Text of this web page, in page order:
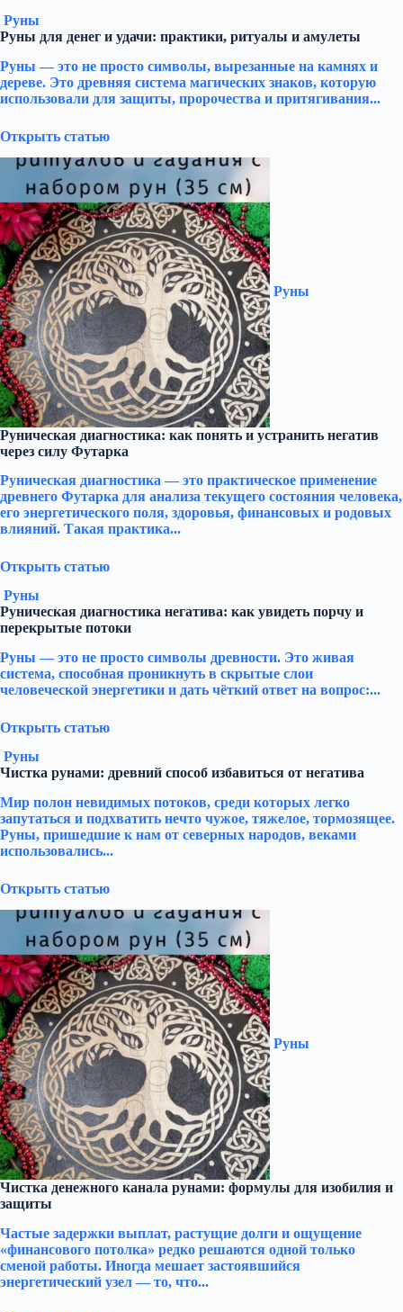
Руны
Руны для денег и удачи: практики, ритуалы и амулеты
Руны — это не просто символы, вырезанные на камнях и
дереве. Это древняя система магических знаков, которую
использовали для защиты, пророчества и притягивания...
Открыть статью
Руны
Руническая диагностика: как понять и устранить негатив
через силу Футарка
Руническая диагностика — это практическое применение
древнего Футарка для анализа текущего состояния человека,
его энергетического поля, здоровья, финансовых и родовых
влияний. Такая практика...
Открыть статью
Руны
Руническая диагностика негатива: как увидеть порчу и
перекрытые потоки
Руны — это не просто символы древности. Это живая
система, способная проникнуть в скрытые слои
человеческой энергетики и дать чёткий ответ на вопрос:...
Открыть статью
Руны
Чистка рунами: древний способ избавиться от негатива
Мир полон невидимых потоков, среди которых легко
запутаться и подхватить нечто чужое, тяжелое, тормозящее.
Руны, пришедшие к нам от северных народов, веками
использовались...
Открыть статью
Руны
Чистка денежного канала рунами: формулы для изобилия и
защиты
Частые задержки выплат, растущие долги и ощущение
«финансового потолка» редко решаются одной только
сменой работы. Иногда мешает застоявшийся
энергетический узел — то, что...